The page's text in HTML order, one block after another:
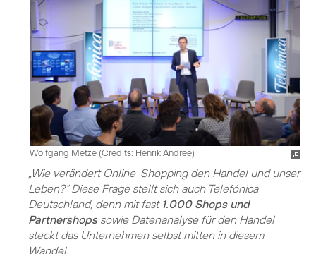
Wolfgang Metze (Credits: Henrik Andree)
„Wie verändert Online-Shopping den Handel und unser
Leben?“ Diese Frage stellt sich auch Telefónica
Deutschland, denn mit fast 1.000 Shops und
Partnershopssowie Datenanalyse für den Handel
steckt das Unternehmen selbst mitten in diesem
Wandel.